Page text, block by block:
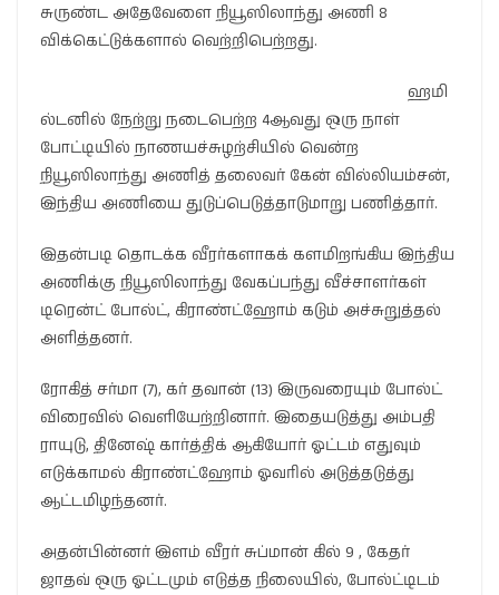
சுருண்ட அதேவேளை நியூஸிலாந்து அணி 8
விக்கெட்டுக்களால் வெற்றிபெற்றது.
ஹமி
ல்டனில் நேற்று நடைபெற்ற 4ஆவது ஒரு நாள்
போட்டியில் நாணயச்சுழற்சியில் வென்ற
நியூஸிலாந்து அணித் தலைவர் கேன் வில்லியம்சன்,
இந்திய அணியை துடுப்பெடுத்தாடுமாறு பணித்தார்.
இதன்படி தொடக்க வீரர்களாகக் களமிறங்கிய இந்திய
அணிக்கு நியூஸிலாந்து வேகப்பந்து வீச்சாளர்கள்
டிரென்ட் போல்ட், கிராண்ட்ஹோம் கடும் அச்சுறுத்தல்
அளித்தனர்.
ரோகித் சர்மா (7), கர் தவான் (13) இருவரையும் போல்ட்
விரைவில் வெளியேற்றினார். இதையடுத்து அம்பதி
ராயுடு, தினேஷ் கார்த்திக் ஆகியோர் ஓட்டம் எதுவும்
எடுக்காமல் கிராண்ட்ஹோம் ஓவரில் அடுத்தடுத்து
ஆட்டமிழந்தனர்.
அதன்பின்னர் இளம் வீரர் சுப்மான் கில் 9 , கேதர்
ஜாதவ் ஒரு ஓட்டமும் எடுத்த நிலையில், போல்ட்டிடம்